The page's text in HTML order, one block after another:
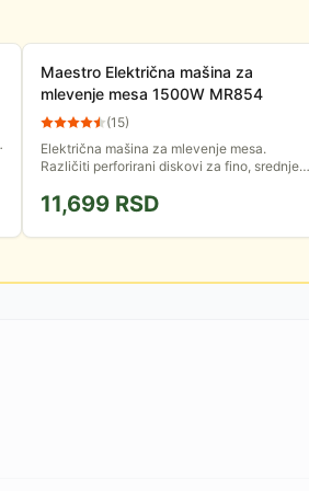
Maestro Električna mašina za
mlevenje mesa 1500W MR854
(15)
Električna mašina za mlevenje mesa.
Različiti perforirani diskovi za fino, srednje
da sameljete meso tačno...
11,699 RSD